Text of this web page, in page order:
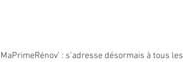
MaPrimeRénov’ : s’adresse désormais à tous